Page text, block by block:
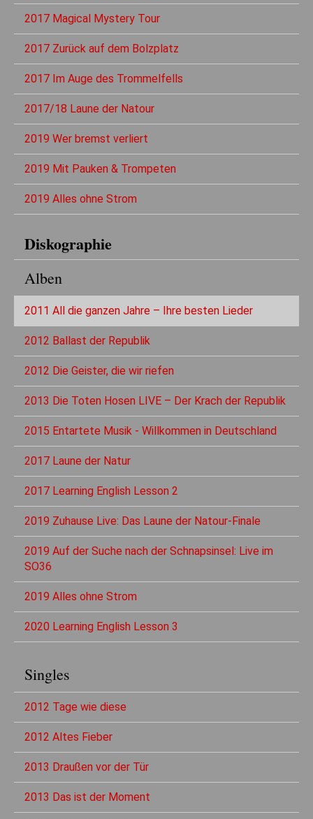
2017 Magical Mystery Tour
2017 Zurück auf dem Bolzplatz
2017 Im Auge des Trommelfells
2017/18 Laune der Natour
2019 Wer bremst verliert
2019 Mit Pauken & Trompeten
2019 Alles ohne Strom
Diskographie
Alben
2011 All die ganzen Jahre – Ihre besten Lieder
2012 Ballast der Republik
2012 Die Geister, die wir riefen
2013 Die Toten Hosen LIVE – Der Krach der Republik
2015 Entartete Musik - Willkommen in Deutschland
2017 Laune der Natur
2017 Learning English Lesson 2
2019 Zuhause Live: Das Laune der Natour-Finale
2019 Auf der Suche nach der Schnapsinsel: Live im
SO36
2019 Alles ohne Strom
2020 Learning English Lesson 3
Singles
2012 Tage wie diese
2012 Altes Fieber
2013 Draußen vor der Tür
2013 Das ist der Moment